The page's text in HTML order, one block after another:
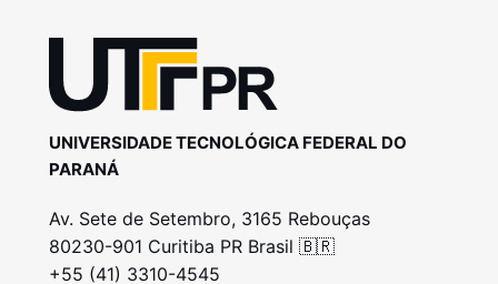
UNIVERSIDADE TECNOLÓGICA FEDERAL DO
PARANÁ
Av. Sete de Setembro, 3165 Rebouças
80230-901 Curitiba PR Brasil 🇧🇷
+55 (41) 3310-4545